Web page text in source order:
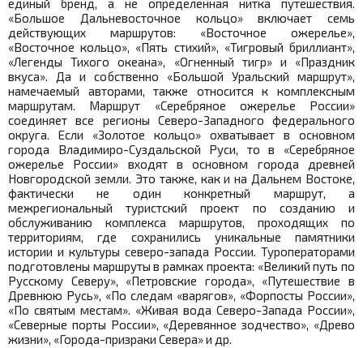
единый бренд, а не определенная нитка путешествия.
«Большое Дальневосточное кольцо» включает семь
действующих маршрутов: «Восточное ожерелье»,
«Восточное кольцо», «Пять стихий», «Тигровый бриллиант»,
«Легенды Тихого океана», «Огненный тигр» и «Праздник
вкуса». Да и собственно «Большой Уральский маршрут»,
намечаемый авторами, также относится к комплексным
маршрутам. Маршрут «Серебряное ожерелье России»
соединяет все регионы Северо-Западного федерального
округа. Если «Золотое кольцо» охватывает в основном
города Владимиро-Суздальской Руси, то в «Серебряное
ожерелье России» входят в основном города древней
Новгородской земли. Это также, как и на Дальнем Востоке,
фактически не один конкретный маршрут, а
межрегиональный туристский проект по созданию и
обслуживанию комплекса маршрутов, проходящих по
территориям, где сохранились уникальные памятники
истории и культуры северо-запада России. Туроператорами
подготовлены маршруты в рамках проекта: «Великий путь по
Русскому Северу», «Петровские города», «Путешествие в
Древнюю Русь», «По следам «варягов», «Форпосты России»,
«По святым местам». «Живая вода Северо-Запада России»,
«Северные порты России», «Деревянное зодчество», «Древо
жизни», «Города-призраки Севера» и др.